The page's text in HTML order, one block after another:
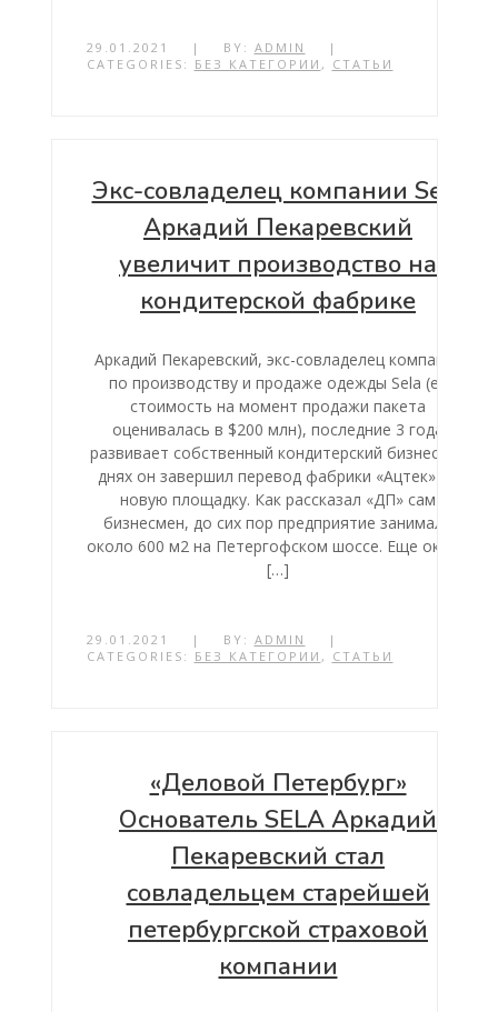
29.01.2021 | BY: ADMIN
|
CATEGORIES: БЕЗ КАТЕГОРИИ , СТАТЬИ
Экс-совладелец компании Sela
Аркадий Пекаревский
увеличит производство на
кондитерской фабрике
Аркадий Пекаревский, экс-совладелец компании
по производству и продаже одежды Sela (ее
стоимость на момент продажи пакета
оценивалась в $200 млн), последние 3 года
развивает собственный кондитерский бизнес. На
днях он завершил перевод фабрики «Ацтек» на
новую площадку. Как рассказал «ДП» сам
бизнесмен, до сих пор предприятие занимало
около 600 м2 на Петергофском шоссе. Еще около
[…]
29.01.2021 | BY: ADMIN
|
CATEGORIES: БЕЗ КАТЕГОРИИ , СТАТЬИ
«Деловой Петербург»
Основатель SELA Аркадий
Пекаревский стал
совладельцем старейшей
петербургской страховой
компании